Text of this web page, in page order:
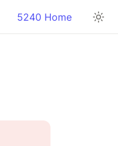
5240 Home